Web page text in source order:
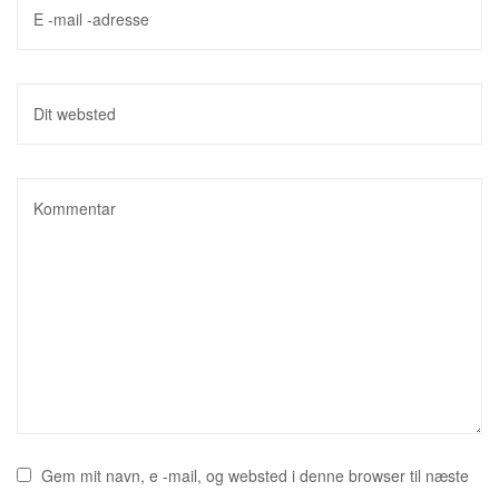
Gem mit navn, e -mail, og websted i denne browser til næste